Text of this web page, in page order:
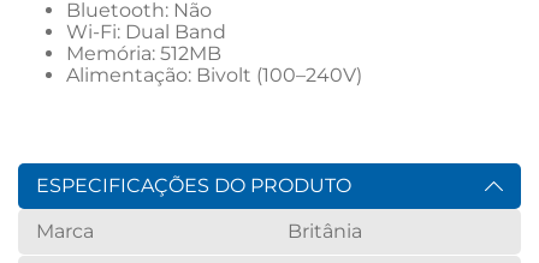
Bluetooth: Não
Wi-Fi: Dual Band
Memória: 512MB
Alimentação: Bivolt (100–240V)
ESPECIFICAÇÕES DO PRODUTO
Marca
Britânia